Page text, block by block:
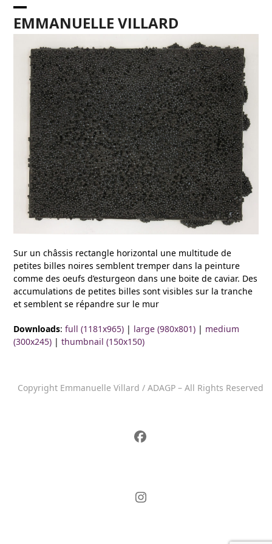
Skip
contentEMMANUELLE VILLARD
Open
menu
Close
menu
Sur un châssis rectangle horizontal une multitude de
petites billes noires semblent tremper dans la peinture
comme des oeufs d’esturgeon dans une boite de caviar. Des
accumulations de petites billes sont visibles sur la tranche
et semblent se répandre sur le mur
Downloads:full (1181x965) | large (980x801) | medium
(300x245) |thumbnail (150x150)
Copyright Emmanuelle Villard / ADAGP – All Rights Reserved